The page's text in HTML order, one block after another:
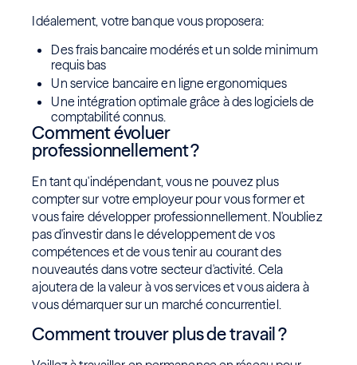
Idéalement, votre banque vous proposera:
Des frais bancaire modérés et un solde minimum
requis bas
Un service bancaire en ligne ergonomiques
Une intégration optimale grâce à des logiciels de
comptabilité connus.
Comment évoluer
professionnellement ?
En tant qu'indépendant, vous ne pouvez plus
compter sur votre employeur pour vous former et
vous faire développer professionnellement. N'oubliez
pas d'investir dans le développement de vos
compétences et de vous tenir au courant des
nouveautés dans votre secteur d'activité. Cela
ajoutera de la valeur à vos services et vous aidera à
vous démarquer sur un marché concurrentiel.
Comment trouver plus de travail ?